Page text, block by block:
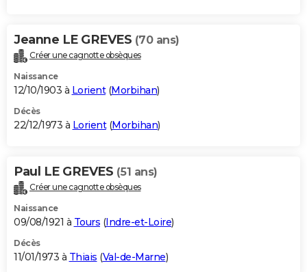
Jeanne LE GREVES (70 ans)
Créer une cagnotte obsèques
Naissance
12/10/1903 à Lorient(Morbihan)
Décès
22/12/1973 à Lorient(Morbihan)
Paul LE GREVES (51 ans)
Créer une cagnotte obsèques
Naissance
09/08/1921 à Tours (Indre-et-Loire)
Décès
11/01/1973 à Thiais (Val-de-Marne)